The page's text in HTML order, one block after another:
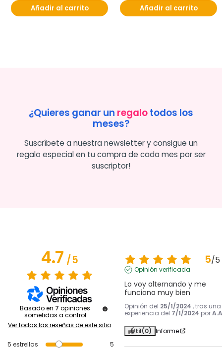
Añadir al carrito Añadir al carrito
¿Quieres ganar un regalotodos los
meses?
Suscríbete a nuestra newsletter y consigue un
regalo especial en tu compra de cada mes por ser
suscriptor!
4.7/5
Basado en 7 opiniones
sometidas a control
Ver todas las reseñas de este sitio
5 estrellas
5
5/5
Opinión verificada
Lo voy alternando y me
funciona muy bien
Opinión del 25/1/2024 , tras una
experiencia del 7/1/2024 por
Útil(0) Informe